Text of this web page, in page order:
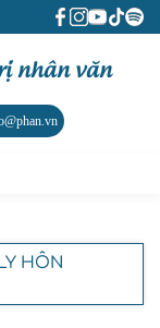
nhân văn
HÔN